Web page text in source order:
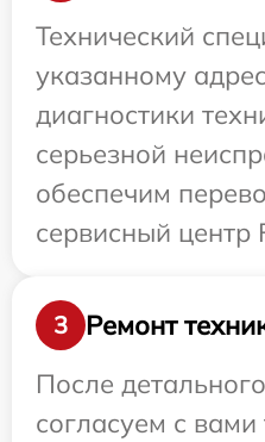
Технический
указанному
диагностики
серьезной
обеспечим
сервисный центр
3
Ремонт
После
согласуем с